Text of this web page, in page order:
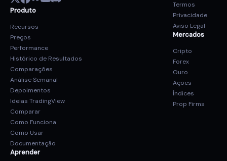
Produto
Recursos
Preços
Performance
Histórico de Resultados
Comparações
Análise Semanal
Depoimentos
Ideias TradingView
Comparar
Como Funciona
Como Usar
Documentação
Aprender
Termos
Privacidade
Aviso Legal
Mercados
Cripto
Forex
Ouro
Ações
Índices
Prop Firms